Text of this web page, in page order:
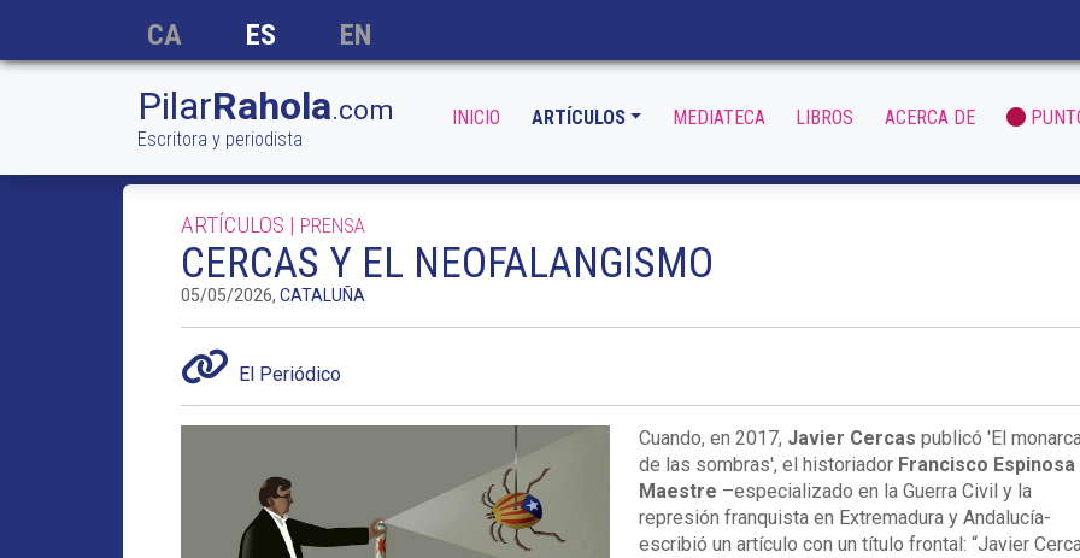
CA ES EN
PilarRahola.com
Escritora y periodista
INICIO ARTÍCULOS MEDIATECA LIBROS ACERCA DE
ARTÍCULOS | PRENSA
CERCAS Y EL NEOFALANGISMO
05/05/2026, CATALUÑA
El Periódico
Cuando, en 2017, Javier Cercas publicó 'El
de las sombras', el historiadorFrancisco Espinosa
Maestre –especializado en la Guerra Civil y la
represión franquista en Extremadura y Andalucía-
escribió un artículo con un título frontal: “Javier